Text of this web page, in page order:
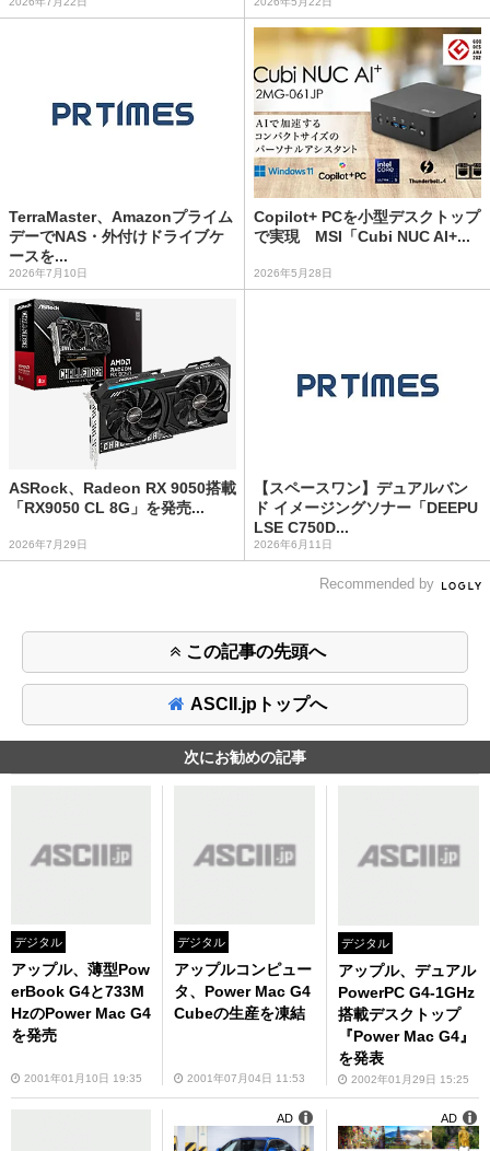
TerraMaster、Amazonプライム
デーでNAS・外付けドライブケ
ースを...
2026年7月10日
Copilot+ PCを小型デスクトップ
で実現 MSI「Cubi NUC AI+...
2026年5月28日
ASRock、Radeon RX 9050搭載
「RX9050 CL 8G」を発売...
2026年7月29日
【スペースワン】デュアルバン
ド イメージングソナー「DEEPU
LSE C750D...
2026年6月11日
Recommended by
この記事の先頭へ
ASCII.jpトップへ
次にお勧めの記事
デジタル
アップル、薄型Pow
erBook G4と733M
HzのPower Mac G4
を発売
2001年01月10日 19:35
デジタル
アップルコンピュー
タ、Power Mac G4
Cubeの生産を凍結
2001年07月04日 11:53
デジタル
アップル、デュアル
PowerPC G4-1GHz
搭載デスクトップ
『Power Mac G4』
を発表
2002年01月29日 15:25
AD AD